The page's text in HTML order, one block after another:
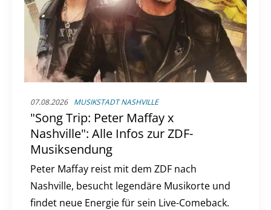
07.08.2026 MUSIKSTADT NASHVILLE
"Song Trip: Peter Maffay x
Nashville": Alle Infos zur ZDF-
Musiksendung
Peter Maffay reist mit dem ZDF nach
Nashville, besucht legendäre Musikorte und
findet neue Energie für sein Live-Comeback.